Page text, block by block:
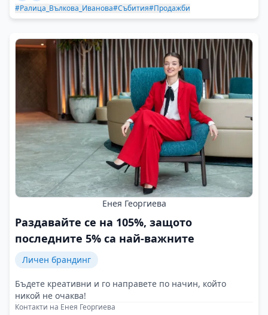
#Ралица_Вълкова_Иванова#Събития#Продажби
Енея Георгиева
Раздавайте се на 105%, защото
последните 5% са най-важните
Личен брандинг
Бъдете креативни и го направете по начин, който
никой не очаква!
Контакти на Енея Георгиева